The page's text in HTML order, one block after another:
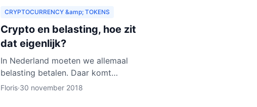
CRYPTOCURRENCY &amp; TOKENS
Crypto en belasting, hoe zit
dat eigenlijk?
In Nederland moeten we allemaal
belasting betalen. Daar komt
niemand onderuit. Hoewel we
Floris·30 november 2018